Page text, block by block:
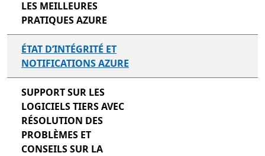
LES MEILLEURES
PRATIQUES AZURE
ÉTAT D’INTÉGRITÉ ET
NOTIFICATIONS AZURE
SUPPORT SUR LES
LOGICIELS TIERS AVEC
RÉSOLUTION DES
PROBLÈMES ET
CONSEILS SUR LA